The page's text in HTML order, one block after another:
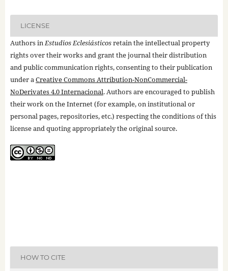
LICENSE
Authors inEstudios Eclesiásticosretain the intellectual property
rights over their works and grant the journal their distribution
and public communication rights, consenting to their publication
under aCreative Commons Attribution-NonCommercial-
NoDerivates 4.0 Internacional. Authors are encouraged to publish
their work on the Internet (for example, on institutional or
personal pages, repositories, etc.) respecting the conditions of this
license and quoting appropriately the original source.
HOW TO CITE